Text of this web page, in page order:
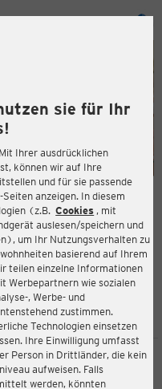
sie für Ihr
Ihrer ausdrücklichen
können wir auf Ihre
und für sie passende
anzeigen. In diesem
(z.B. Cookies , mit
auslesen/speichern und
um Ihr Nutzungsverhalten zu
basierend auf Ihrem
teilen einzelne Informationen
Werbepartnern wie sozialen
, Werbe- und
zustimmen.
Technologien einsetzen
Ihre Einwilligung umfasst
Person in Drittländer, die kein
aufweisen. Falls
werden, könnten
FILIALE
Str. 9
AKTIONEN